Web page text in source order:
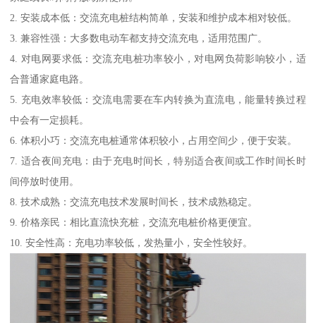
2. 安装成本低：交流充电桩结构简单，安装和维护成本相对较低。
3. 兼容性强：大多数电动车都支持交流充电，适用范围广。
4. 对电网要求低：交流充电桩功率较小，对电网负荷影响较小，适
合普通家庭电路。
5. 充电效率较低：交流电需要在车内转换为直流电，能量转换过程
中会有一定损耗。
6. 体积小巧：交流充电桩通常体积较小，占用空间少，便于安装。
7. 适合夜间充电：由于充电时间长，特别适合夜间或工作时间长时
间停放时使用。
8. 技术成熟：交流充电技术发展时间长，技术成熟稳定。
9. 价格亲民：相比直流快充桩，交流充电桩价格更便宜。
10. 安全性高：充电功率较低，发热量小，安全性较好。